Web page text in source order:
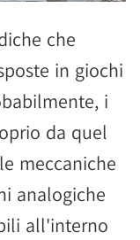
che
in giochi
i
da quel
meccaniche
analogiche
all'interno